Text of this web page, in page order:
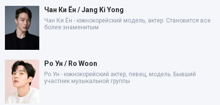
Чан Ки Ён / Jang Ki Yong
Чан Ки Ён - южнокорейский модель, актер. Становится все
более знаменитым
Ро Ун / Ro Woon
Ро Ун - южнокорейский актер, певец, модель. Бывший
участник музыкальной группы